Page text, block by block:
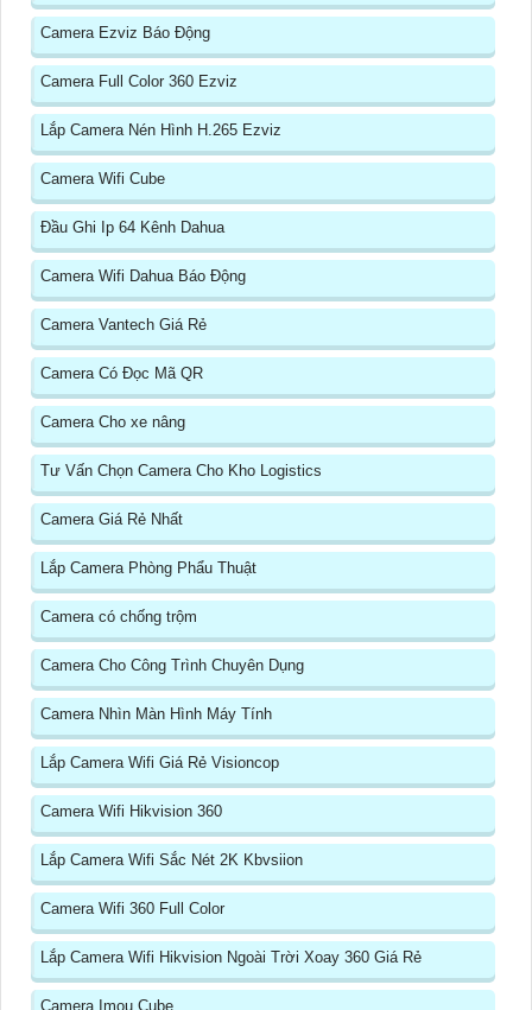
Camera Ezviz Báo Động
Camera Full Color 360 Ezviz
Lắp Camera Nén Hình H.265 Ezviz
Camera Wifi Cube
Đầu Ghi Ip 64 Kênh Dahua
Camera Wifi Dahua Báo Động
Camera Vantech Giá Rẻ
Camera Có Đọc Mã QR
Camera Cho xe nâng
Tư Vấn Chọn Camera Cho Kho Logistics
Camera Giá Rẻ Nhất
Lắp Camera Phòng Phẩu Thuật
Camera có chống trộm
Camera Cho Công Trình Chuyên Dụng
Camera Nhìn Màn Hình Máy Tính
Lắp Camera Wifi Giá Rẻ Visioncop
Camera Wifi Hikvision 360
Lắp Camera Wifi Sắc Nét 2K Kbvsiion
Camera Wifi 360 Full Color
Lắp Camera Wifi Hikvision Ngoài Trời Xoay 360 Giá Rẻ
Camera Imou Cube